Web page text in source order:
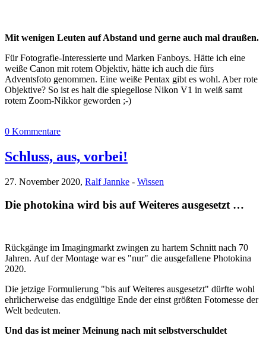
Mit wenigen Leuten auf Abstand und gerne auch mal draußen.
Für Fotografie-Interessierte und Marken Fanboys. Hätte ich eine
weiße Canon mit rotem Objektiv, hätte ich auch die fürs
Adventsfoto genommen. Eine weiße Pentax gibt es wohl. Aber rote
Objektive? So ist es halt die spiegellose Nikon V1 in weiß samt
rotem Zoom-Nikkor geworden ;-)
0 Kommentare
Schluss, aus, vorbei!
27. November 2020, Ralf Jannke - Wissen
Die photokina wird bis auf Weiteres ausgesetzt …
Rückgänge im Imagingmarkt zwingen zu hartem Schnitt nach 70
Jahren. Auf der Montage war es "nur" die ausgefallene Photokina
2020.
Die jetzige Formulierung "bis auf Weiteres ausgesetzt" dürfte wohl
ehrlicherweise das endgültige Ende der einst größten Fotomesse der
Welt bedeuten.
Und das ist meiner Meinung nach mit selbstverschuldet